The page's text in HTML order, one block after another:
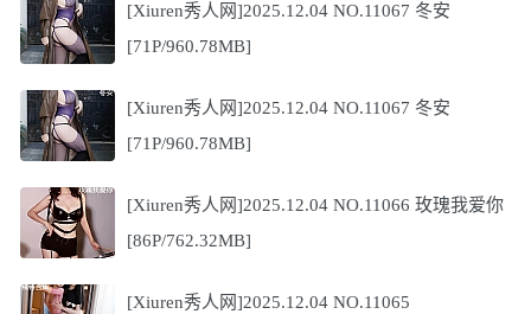
[Xiuren秀人网]2025.12.04 NO.11067 冬安
[71P/960.78MB]
[Xiuren秀人网]2025.12.04 NO.11067 冬安
[71P/960.78MB]
[Xiuren秀人网]2025.12.04 NO.11066 玫瑰我爱你
[86P/762.32MB]
[Xiuren秀人网]2025.12.04 NO.11065